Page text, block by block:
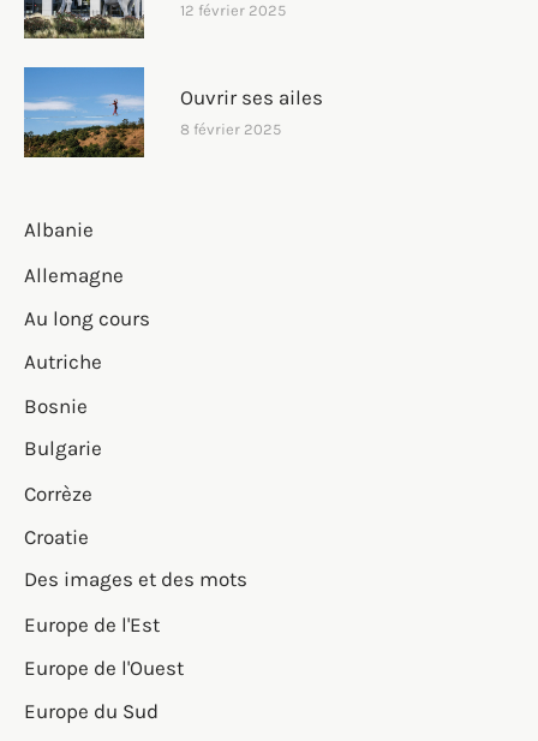
12 février 2025
Ouvrir ses ailes
8 février 2025
Albanie
Allemagne
Au long cours
Autriche
Bosnie
Bulgarie
Corrèze
Croatie
Des images et des mots
Europe de l'Est
Europe de l'Ouest
Europe du Sud